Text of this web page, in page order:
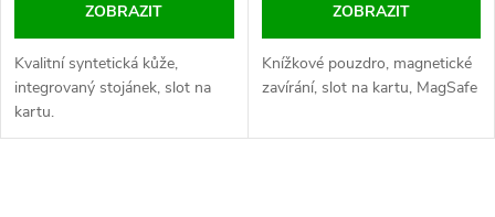
ZOBRAZIT
Kvalitní syntetická kůže,
integrovaný stojánek, slot na
kartu.
ZOBRAZIT
Knížkové pouzdro, magnetické
zavírání, slot na kartu, MagSafe